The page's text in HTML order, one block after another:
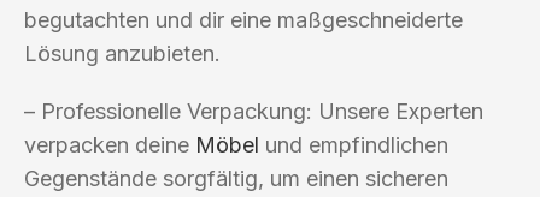
begutachten und dir eine maßgeschneiderte
Lösung anzubieten.
– Professionelle Verpackung: Unsere Experten
verpacken deine Möbel und empfindlichen
Gegenstände sorgfältig, um einen sicheren